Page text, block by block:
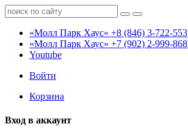
«Молл Парк Хаус» +8 (846) 3-722-553
«Молл Парк Хаус» +7 (902) 2-999-868
Youtube
Войти
Корзина
Вход в аккаунт